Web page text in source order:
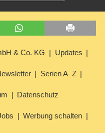
& Co. KG Updates
Serien A–Z
Datenschutz
Werbung schalten